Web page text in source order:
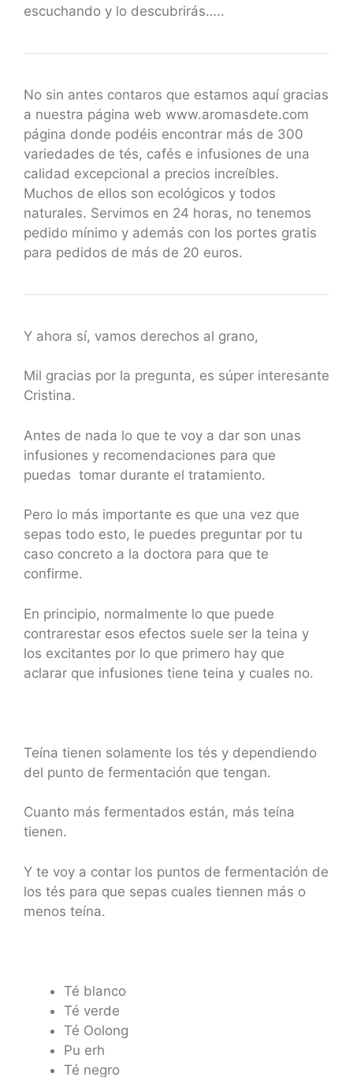
escuchando y lo descubrirás…..
No sin antes contaros que estamos aquí gracias
a nuestra página web www.aromasdete.com
página donde podéis encontrar más de 300
variedades de tés, cafés e infusiones de una
calidad excepcional a precios increíbles.
Muchos de ellos son ecológicos y todos
naturales. Servimos en 24 horas, no tenemos
pedido mínimo y además con los portes gratis
para pedidos de más de 20 euros.
Y ahora sí, vamos derechos al grano,
Mil gracias por la pregunta, es súper interesante
Cristina.
Antes de nada lo que te voy a dar son unas
infusiones y recomendaciones para que
puedas tomar durante el tratamiento.
Pero lo más importante es que una vez que
sepas todo esto, le puedes preguntar por tu
caso concreto a la doctora para que te
confirme.
En principio, normalmente lo que puede
contrarestar esos efectos suele ser la teina y
los excitantes por lo que primero hay que
aclarar que infusiones tiene teina y cuales no.
Teína tienen solamente los tés y dependiendo
del punto de fermentación que tengan.
Cuanto más fermentados están, más teína
tienen.
Y te voy a contar los puntos de fermentación de
los tés para que sepas cuales tiennen más o
menos teína.
Té blanco
Té verde
Té Oolong
Pu erh
Té negro